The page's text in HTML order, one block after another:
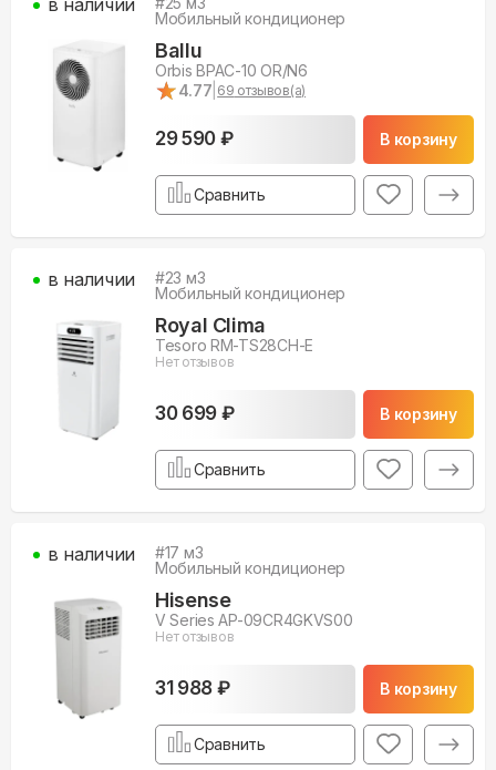
Мобильный кондиционер
Ballu
Orbis BPAC-10 OR/N6
★
★4.77 69 отзывов(а)
29 590 ₽ В корзину
Сравнить
#23 м3
Мобильный кондиционер
Royal Clima
Tesoro RM-TS28CH-E
Нет отзывов
30 699 ₽ В корзину
в наличии
Сравнить
#17 м3
Мобильный кондиционер
Hisense
V Series AP-09CR4GKVS00
Нет отзывов
31 988 ₽ В корзину
в наличии
Сравнить